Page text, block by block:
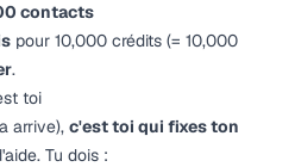
contacts
pour 10,000 crédits (= 10,000
.
toi
arrive), c'est toi qui fixes ton
Tu dois :